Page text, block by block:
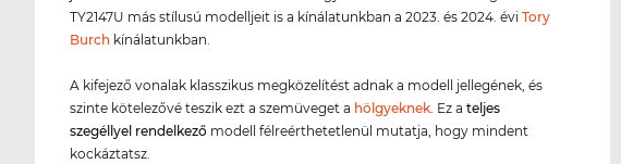
TY2147U más stílusú modelljeit is a kínálatunkban a 2023. és 2024. éviTory
Burch kínálatunkban.
A kifejező vonalak klasszikus megközelítést adnak a modell jellegének, és
szinte kötelezővé teszik ezt a szemüveget a hölgyeknek. Ez ateljes
szegéllyel rendelkező modell félreérthetetlenül mutatja, hogy mindent
kockáztatsz.